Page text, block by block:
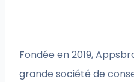
Fondée en 2019,
grande société de